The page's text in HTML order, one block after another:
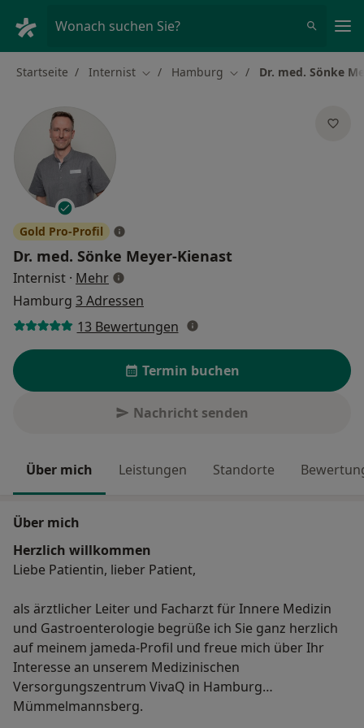
Wonach suchen Sie?
Startseite Internist Stadt ändern
Hamburg Stadt ändern
Dr. med. Sönke
Gold Pro-Profil
Dr. med. Sönke Meyer-Kienast
Internist · Mehrüber Spezialisierungen
Hamburg 3 Adressen
13 Bewertungen
Termin buchen
Nachricht senden
Über mich Leistungen Standorte
Über mich
Herzlich willkommen
Liebe Patientin, lieber Patient,
als ärztlicher Leiter und Facharzt für Innere Medizin
und Gastroenterologie begrüße ich Sie ganz herzlich
auf meinem jameda-Profil und freue mich über Ihr
Interesse an unserem Medizinischen
Versorgungszentrum VivaQ in Hamburg
Mümmelmannsberg.